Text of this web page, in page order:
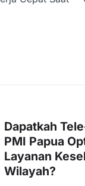
Dapatkah
PMI Papua
Layanan
Wilayah?